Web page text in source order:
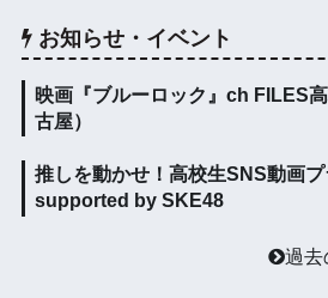
お知らせ・イベント
映画『ブルーロック』ch FILES
古屋）
推しを動かせ！高校生SNS動画プ
supported by SKE48
過去